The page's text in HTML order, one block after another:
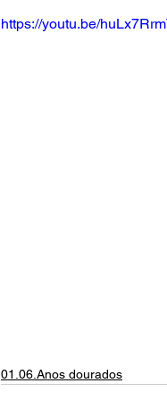
https://youtu.be/
01.06.Anos dourados